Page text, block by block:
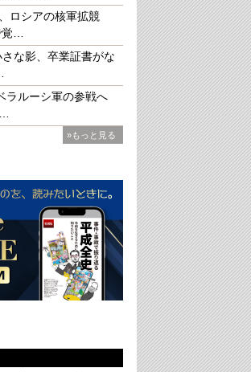
ロシアの核軍拡競
…
な影、卒業証書がな
ラルーシ軍の参戦へ
»もっと見る